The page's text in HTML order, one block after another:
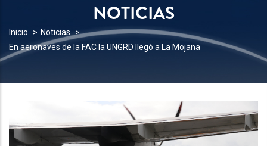
NOTICIAS
SOBRESCRIBIR
ENLACES
LA
Inicio
Noticias
En aeronaves de la FAC la UNGRD llegó a La Mojana